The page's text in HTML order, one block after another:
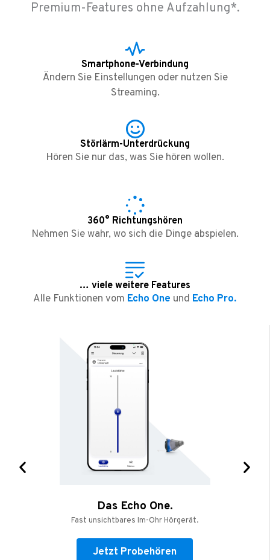
Das Echo One.
Fast unsichtbares Im-Ohr Hörgerät.
Jetzt Probehören
Premium-Features ohne Aufzahlung*.
Smartphone-Verbindung
Ändern Sie Einstellungen oder nutzen Sie
Streaming.
Störlärm-Unterdrückung
Hören Sie nur das, was Sie hören wollen.
360° Richtungshören
Nehmen Sie wahr, wo sich die Dinge abspielen.
… viele weitere Features
Alle Funktionen vom Echo One und Echo Pro.